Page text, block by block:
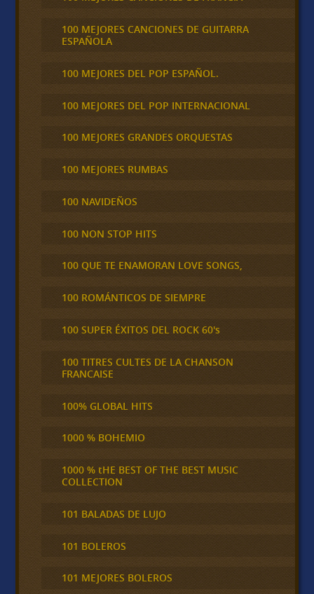
100 MEJORES CANCIONES DE GUITARRA
ESPAÑOLA
100 MEJORES DEL POP ESPAÑOL.
100 MEJORES DEL POP INTERNACIONAL
100 MEJORES GRANDES ORQUESTAS
100 MEJORES RUMBAS
100 NAVIDEÑOS
100 NON STOP HITS
100 QUE TE ENAMORAN LOVE SONGS,
100 ROMÁNTICOS DE SIEMPRE
100 SUPER ÉXITOS DEL ROCK 60's
100 TITRES CULTES DE LA CHANSON
FRANCAISE
100% GLOBAL HITS
1000 % BOHEMIO
1000 % tHE BEST OF THE BEST MUSIC
COLLECTION
101 BALADAS DE LUJO
101 BOLEROS
101 MEJORES BOLEROS